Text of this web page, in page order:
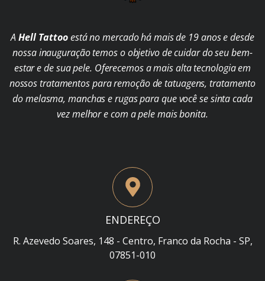
AHell Tattooestá no mercado há mais de 19 anos e desde
nossa inauguração temos o objetivo de cuidar do seu bem-
estar e de sua pele. Oferecemos a mais alta tecnologia em
nossos tratamentos para remoção de tatuagens, tratamento
do melasma, manchas e rugas para que você se sinta cada
vez melhor e com a pele mais bonita.
ENDEREÇO
R. Azevedo Soares, 148 - Centro, Franco da Rocha - SP,
07851-010